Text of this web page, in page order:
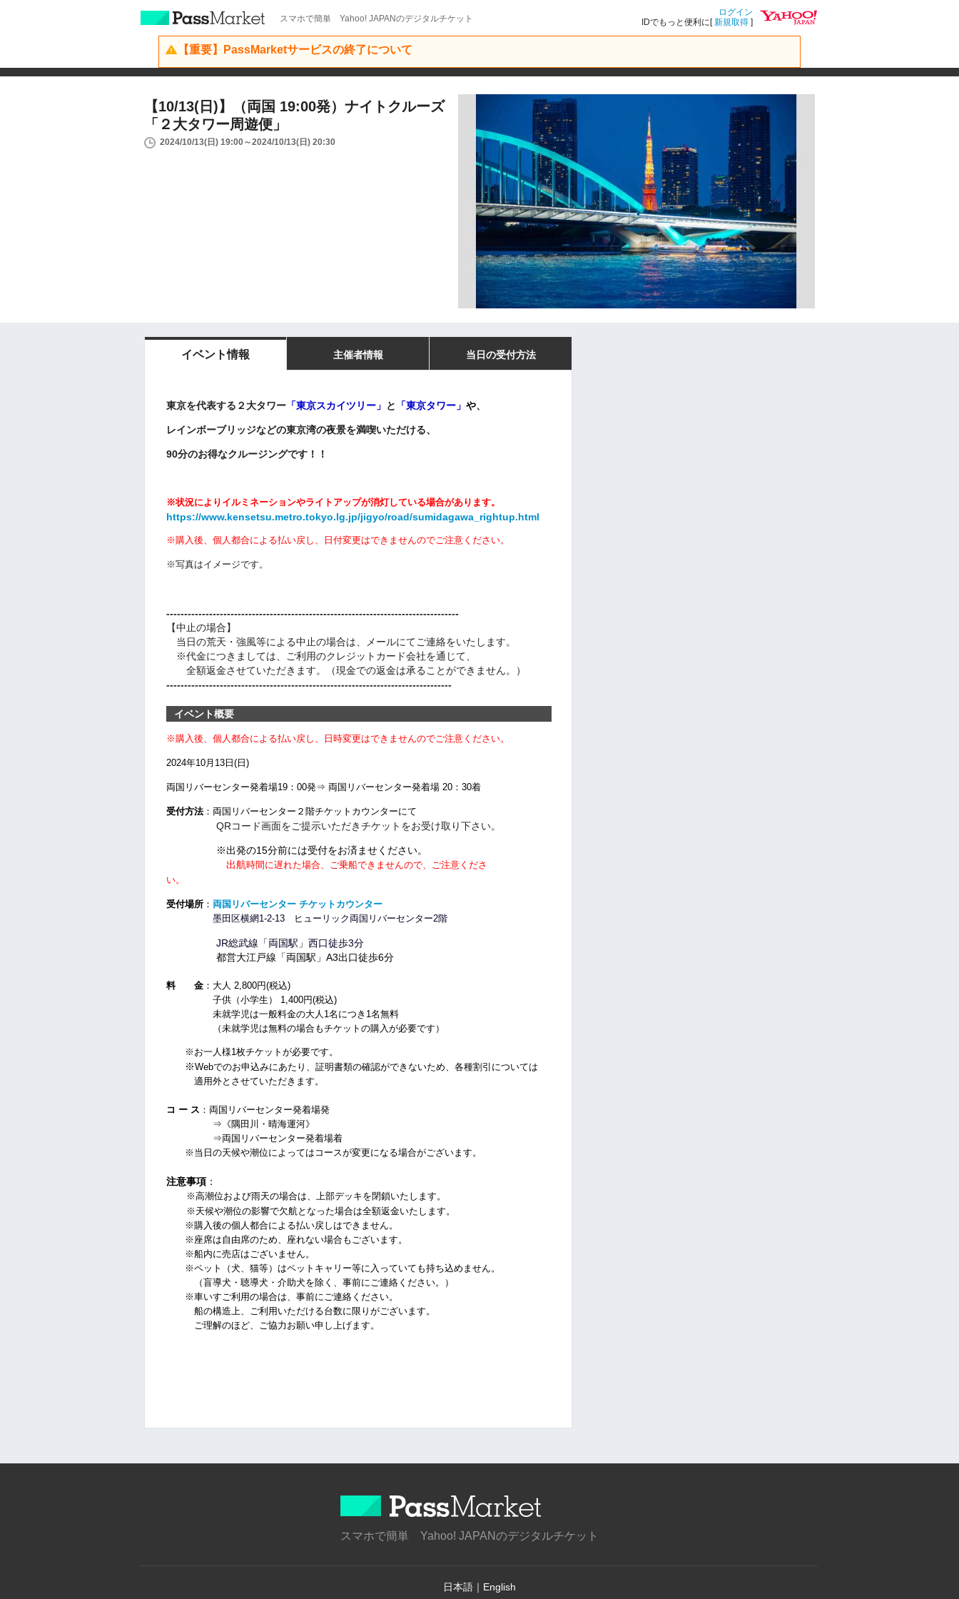
スマホで簡単 Yahoo! JAPANのデジタルチケット
ログイン
IDでもっと便利に[新規取得 ]
【重要】PassMarketサービスの終了について
【10/13(日)】（両国 19:00発）ナイトクルーズ
「２大タワー周遊便」
2024/10/13(日) 19:00～2024/10/13(日) 20:30
イベント情報 主催者情報 当日の受付方法
東京を代表する２大タワー 「東京スカイツリー」 と 「東京タワー」 や、
レインボーブリッジなどの東京湾の夜景を満喫いただける、
90分のお得なクルージングです！！
※状況によりイルミネーションやライトアップが消灯している場合があります。
https://www.kensetsu.metro.tokyo.lg.jp/jigyo/road/sumidagawa_rightup.html
※購入後、個人都合による払い戻し、日付変更はできませんのでご注意ください。
※写真はイメージです。
----------------------------------------------------------------------------------
【中止の場合】
当日の荒天・強風等による中止の場合は、メールにてご連絡をいたします。
※代金につきましては、ご利用のクレジットカード会社を通じて、
全額返金させていただきます。（現金での返金は承ることができません。）
--------------------------------------------------------------------------------
イベント概要
※購入後、個人都合による払い戻し、日時変更はできませんのでご注意ください。
2024年10月13 日(日)
両国リバーセンター発着場19：00発⇒ 両国リバーセンター発着場 20：30着
受付方法：両国リバーセンター２階チケットカウンターにて
QRコード画面をご提示いただきチケットをお受け取り下さい。
※出発の15分前には受付をお済ませください。
出航時間に遅れた場合、ご乗船できませんので、ご注意くださ
い。
受付場所 ： 両国リバーセンター チケットカウンター
墨田区横網1-2-13 ヒューリック両国リバーセンター2階
JR総武線「両国駅」西口徒歩3分
都営大江戸線「両国駅」A3出口徒歩6分
料 金 ：大人 2,800円(税込)
子供（小学生） 1,400円(税込)
未就学児は一般料金の大人1名につき1名無料
（未就学児は無料の場合もチケットの購入が必要です）
※お一人様1枚チケットが必要です。
※Webでのお申込みにあたり、証明書類の確認ができないため、 各種割引については
適用外とさせていただきます。
コ ー ス ：両国リバーセンター発着場発
⇒《隅田川・晴海運河》
⇒両国リバーセンター発着場着
※当日の天候や潮位によってはコースが変更になる場合がございます。
注意事項 ：
※高潮位および雨天の場合は、上部デッキを閉鎖いたします。
※天候や潮位の影響で欠航となった場合は全額返金いたします。
※購入後の個人都合による払い戻しはできません。
※座席は自由席のため、座れない場合もございます。
※船内に売店はございません。
※ペット（犬、猫等）はペットキャリー等に入っていても持ち込めません。
（盲導犬・聴導犬・介助犬を除く、事前にご連絡ください。）
※車いすご利用の場合は、事前にご連絡ください。
船の構造上、ご利用いただける台数に限りがございます。
ご理解のほど、ご協力お願い申し上げます。
スマホで簡単 Yahoo! JAPANのデジタルチケット
日本語 ｜ English